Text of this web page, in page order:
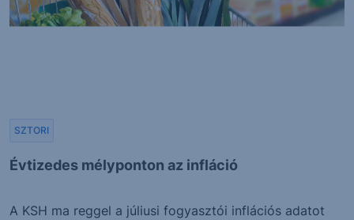
Évtizedes mélyponton az infláció
SZTORI
A KSH ma reggel a júliusi fogyasztói inflációs adatot